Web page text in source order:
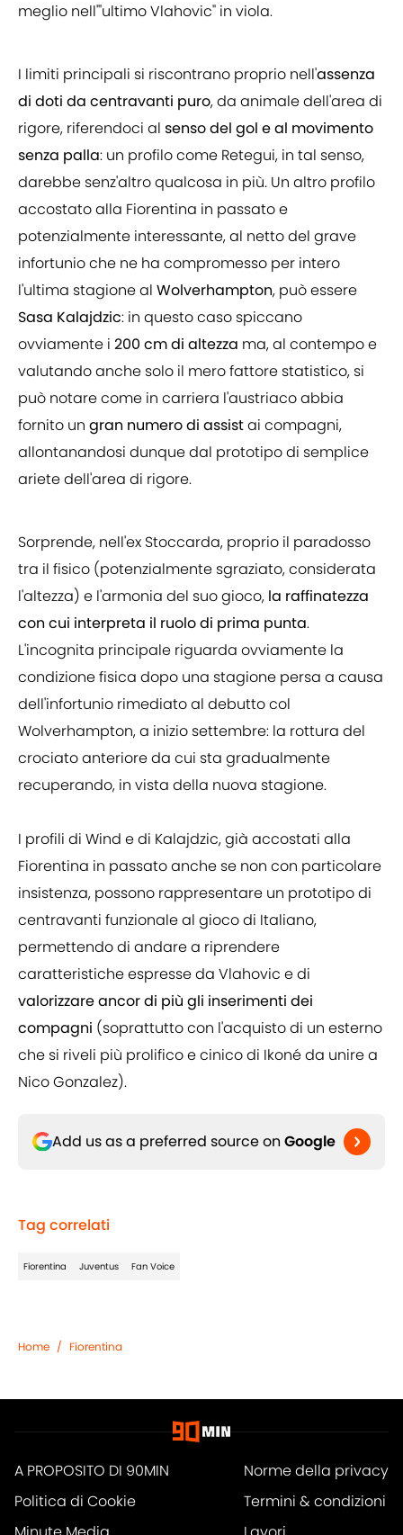
meglio nell'"ultimo Vlahovic" in viola.
I limiti principali si riscontrano proprio nell'assenza
di doti da centravanti puro, da animale dell'area di
rigore, riferendoci al senso del gol e al movimento
senza palla: un profilo come Retegui, in tal senso,
darebbe senz'altro qualcosa in più. Un altro profilo
accostato alla Fiorentina in passato e
potenzialmente interessante, al netto del grave
infortunio che ne ha compromesso per intero
l'ultima stagione al Wolverhampton, può essere
Sasa Kalajdzic: in questo caso spiccano
ovviamente i 200 cm di altezza ma, al contempo e
valutando anche solo il mero fattore statistico, si
può notare come in carriera l'austriaco abbia
fornito un gran numero di assistai compagni,
allontanandosi dunque dal prototipo di semplice
ariete dell'area di rigore.
Sorprende, nell'ex Stoccarda, proprio il paradosso
tra il fisico (potenzialmente sgraziato, considerata
l'altezza) e l'armonia del suo gioco, la raffinatezza
con cui interpreta il ruolo di prima punta.
L'incognita principale riguarda ovviamente la
condizione fisica dopo una stagione persa a causa
dell'infortunio rimediato al debutto col
Wolverhampton, a inizio settembre: la rottura del
crociato anteriore da cui sta gradualmente
recuperando, in vista della nuova stagione.
I profili di Wind e di Kalajdzic, già accostati alla
Fiorentina in passato anche se non con particolare
insistenza, possono rappresentare un prototipo di
centravanti funzionale al gioco di Italiano,
permettendo di andare a riprendere
caratteristiche espresse da Vlahovic e di
valorizzare ancor di più gli inserimenti dei
compagni (soprattutto con l'acquisto di un esterno
che si riveli più prolifico e cinico di Ikoné da unire a
Nico Gonzalez).
Add us as a preferred source on Google
Tag correlati
Fiorentina Juventus Fan Voice
Home / Fiorentina
A PROPOSITO DI 90MIN
Norme della privacy
Politica di Cookie
Termini & condizioni